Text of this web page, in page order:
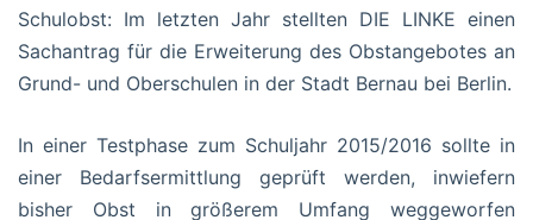
Schulobst: Im letzten Jahr stellten DIE LINKE einen
Sachantrag für die Erweiterung des Obstangebotes an
Grund- und Oberschulen in der Stadt Bernau bei Berlin.
In einer Testphase zum Schuljahr 2015/2016 sollte in
einer Bedarfsermittlung geprüft werden, inwiefern
bisher Obst in größerem Umfang weggeworfen